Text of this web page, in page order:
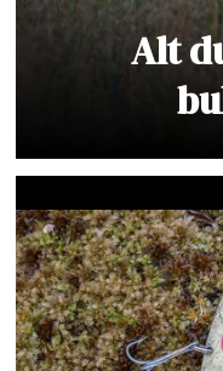
Alt